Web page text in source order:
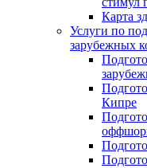
Карта
Услуги по
зарубежных
Кипре